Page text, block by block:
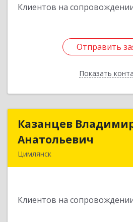
Клиентов на
Отправить
Показать
Отправить
Назад
Казанцев
Анатольевич
Цимлянск
Клиентов на